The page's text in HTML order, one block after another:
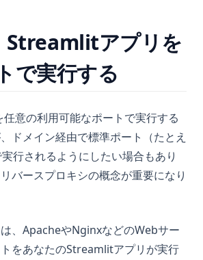
Streamlitアプリを
で実行する
意の利用可能なポートで実行する
ドメイン経由で標準ポート（たとえ
行されるようにしたい場合もあり
バースプロキシの概念が重要になり
、ApacheやNginxなどのWebサー
をあなたのStreamlitアプリが実行